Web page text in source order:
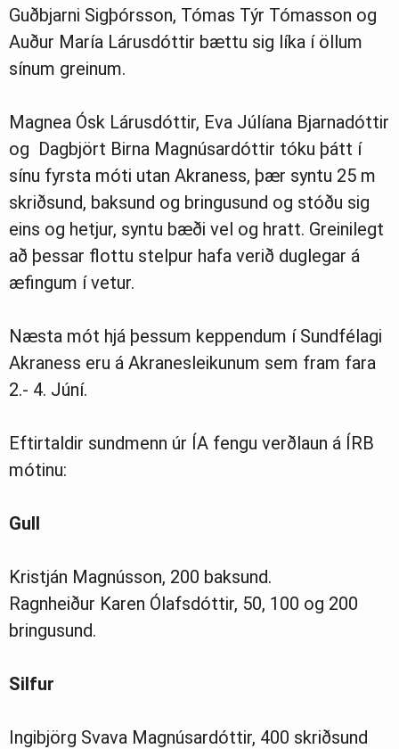
Guðbjarni Sigþórsson, Tómas Týr Tómasson og
Auður María Lárusdóttir bættu sig líka í öllum
sínum greinum.
Magnea Ósk Lárusdóttir, Eva Júlíana Bjarnadóttir
og Dagbjört Birna Magnúsardóttir tóku þátt í
sínu fyrsta móti utan Akraness, þær syntu 25 m
skriðsund, baksund og bringusund og stóðu sig
eins og hetjur, syntu bæði vel og hratt. Greinilegt
að þessar flottu stelpur hafa verið duglegar á
æfingum í vetur.
Næsta mót hjá þessum keppendum í Sundfélagi
Akraness eru á Akranesleikunum sem fram fara
2.- 4. Júní.
Eftirtaldir sundmenn úr ÍA fengu verðlaun á ÍRB
mótinu:
Gull
Kristján Magnússon, 200 baksund.
Ragnheiður Karen Ólafsdóttir, 50, 100 og 200
bringusund.
Silfur
Ingibjörg Svava Magnúsardóttir, 400 skriðsund